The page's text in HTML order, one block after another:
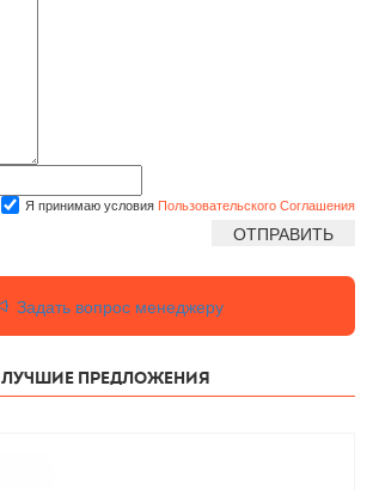
Я принимаю условияПользовательского Соглашения
Задать вопрос менеджеру
Лучшие предложения